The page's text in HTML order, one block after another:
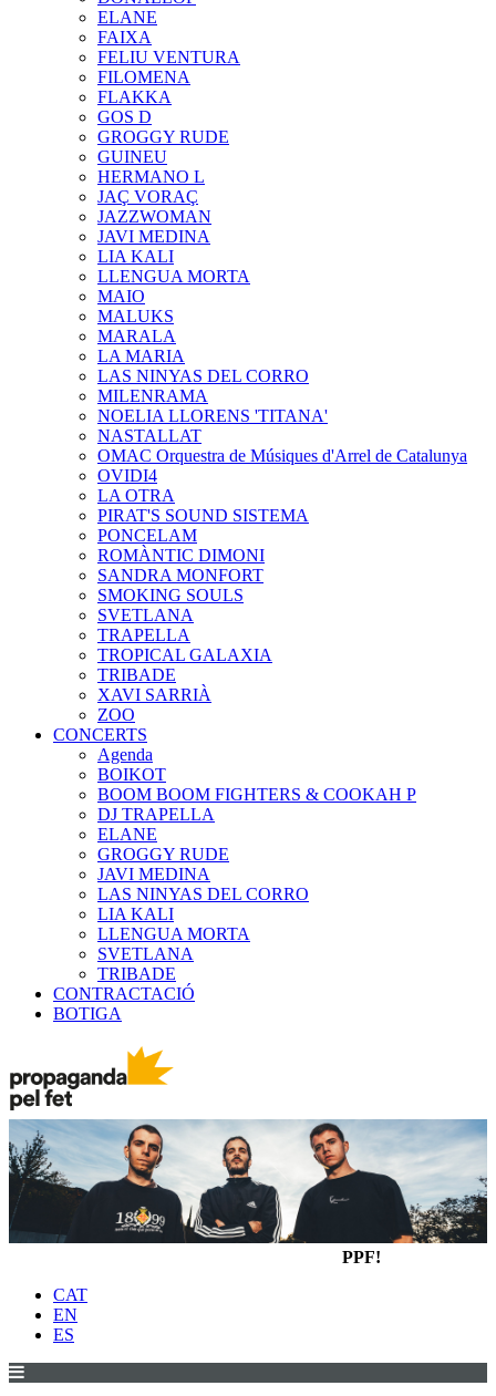
ELANE
FAIXA
FELIU VENTURA
FILOMENA
FLAKKA
GOS D
GROGGY RUDE
GUINEU
HERMANO L
JAÇ VORAÇ
JAZZWOMAN
JAVI MEDINA
LIA KALI
LLENGUA MORTA
MAIO
MALUKS
MARALA
LA MARIA
LAS NINYAS DEL CORRO
MILENRAMA
NOELIA LLORENS 'TITANA'
NASTALLAT
OMAC Orquestra de Músiques d'Arrel de Catalunya
OVIDI4
LA OTRA
PIRAT'S SOUND SISTEMA
PONCELAM
ROMÀNTIC DIMONI
SANDRA MONFORT
SMOKING SOULS
SVETLANA
TRAPELLA
TROPICAL GALAXIA
TRIBADE
XAVI SARRIÀ
ZOO
CONCERTS
Agenda
BOIKOT
BOOM BOOM FIGHTERS & COOKAH P
DJ TRAPELLA
ELANE
GROGGY RUDE
JAVI MEDINA
LAS NINYAS DEL CORRO
LIA KALI
LLENGUA MORTA
SVETLANA
TRIBADE
CONTRACTACIÓ
BOTIGA
PPF!
CAT
EN
ES